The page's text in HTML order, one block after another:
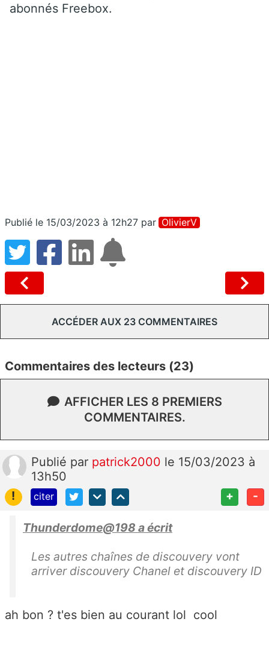
abonnés Freebox.
Publié le 15/03/2023 à 12h27 par OlivierV
ACCÉDER AUX 23 COMMENTAIRES
Commentaires des lecteurs (23)
AFFICHER LES 8 PREMIERS
COMMENTAIRES.
Publié par patrick2000 le 15/03/2023 à
13h50
!
citer + -
Thunderdome@198 a écrit
Les autres chaînes de discouvery vont
arriver discouvery Chanel et discouvery ID
ah bon ? t'es bien au courant lol cool